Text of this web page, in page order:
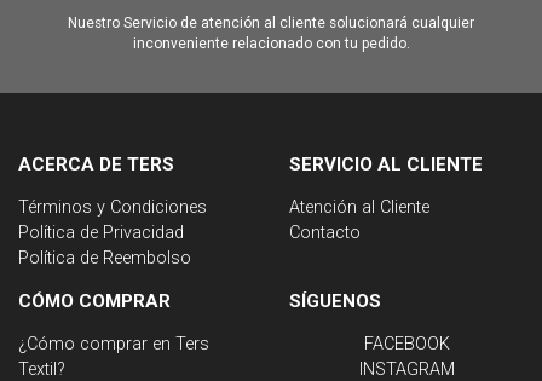
Nuestro Servicio de atención al cliente solucionará cualquier
inconveniente relacionado con tu pedido.
ACERCA DE TERS
Términos y Condiciones
Política de Privacidad
Política de Reembolso
SERVICIO AL CLIENTE
Atención al Cliente
Contacto
CÓMO COMPRAR
¿Cómo comprar en Ters
Textil?
SÍGUENOS
FACEBOOK
INSTAGRAM